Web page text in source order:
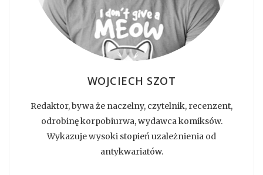
WOJCIECH SZOT
Redaktor, bywa że naczelny, czytelnik, recenzent,
odrobinę korpobiurwa, wydawca komiksów.
Wykazuje wysoki stopień uzależnienia od
antykwariatów.